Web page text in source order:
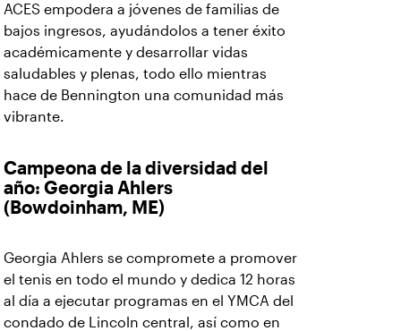
ACES empodera a jóvenes de familias de
bajos ingresos, ayudándolos a tener éxito
académicamente y desarrollar vidas
saludables y plenas, todo ello mientras
hace de Bennington una comunidad más
vibrante.
Campeona de la diversidad del
año: Georgia Ahlers
(Bowdoinham, ME)
Georgia Ahlers se compromete a promover
el tenis en todo el mundo y dedica 12 horas
al día a ejecutar programas en el YMCA del
condado de Lincoln central, así como en